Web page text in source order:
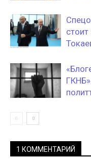
1 КОММЕНТАРИЙ